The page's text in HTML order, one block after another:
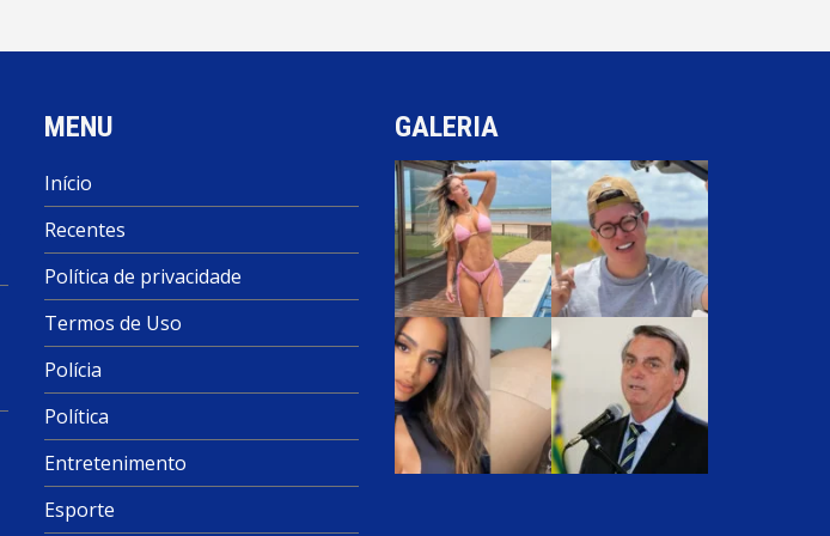
MENU
Início
Recentes
Política de privacidade
Termos de Uso
Polícia
Política
Entretenimento
Esporte
GALERIA